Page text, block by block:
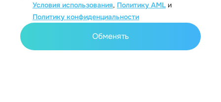
Условия использования, Политику AML и
Политику конфиденциальности
Обменять